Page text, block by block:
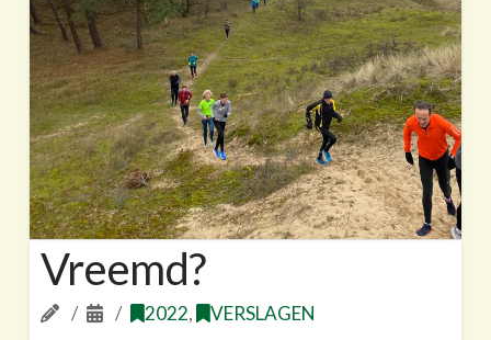
Vreemd?
2022, VERSLAGEN